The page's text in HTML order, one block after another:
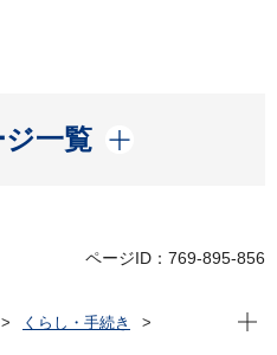
一覧
開く
ページID：769-895-856
くらし・手続き
現在